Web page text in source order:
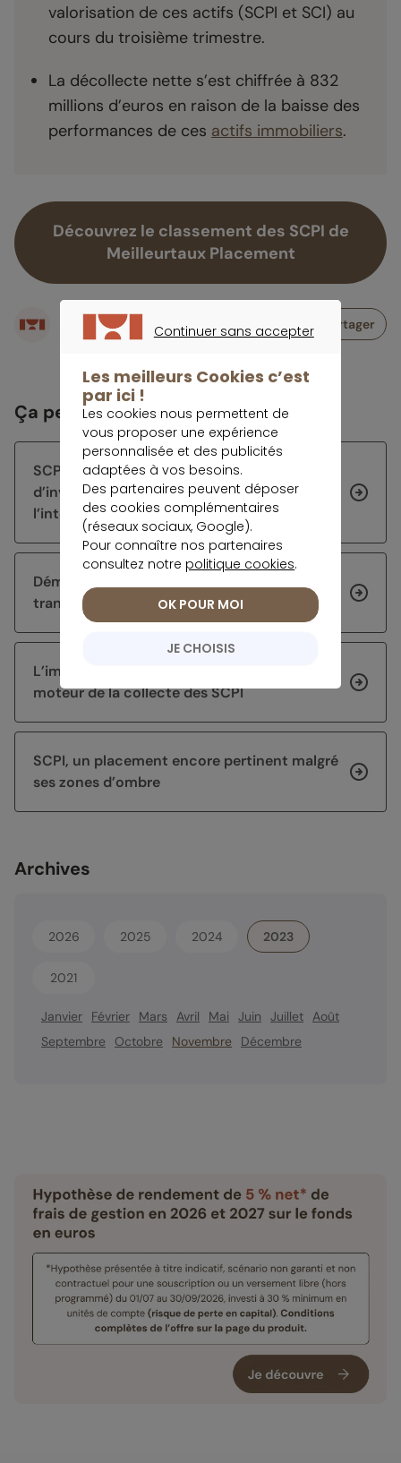
valorisation de ces actifs (SCPI et SCI) au
cours du troisième trimestre.
La décollecte nette s’est chiffrée à 832
millions d’euros en raison de la baisse des
performances de ces actifs immobiliers.
Découvrez le classement des SCPI de
Meilleurtaux Placement
Écrit par
Rédaction meilleurtaux Placement
Partager
Ça peut vous intéresser
SCPI en 2026, une stratégie
d’investissement toujours tournée vers
l’international
Démembrement de SCPI : comment
transmettre son patrimoine efficacement ?
L’immobilier européen s’impose comme le
moteur de la collecte des SCPI
SCPI, un placement encore pertinent malgré
ses zones d’ombre
Archives
2026 2025 2024 2023
2021
Janvier Février Mars Avril Mai Juin Juillet Août
Septembre
Octobre Novembre Décembre
Continuer sans accepter
Les meilleurs Cookies c’est
par ici !
Les cookies nous permettent de
vous proposer une expérience
personnalisée et des publicités
adaptées à vos besoins.
Des partenaires peuvent déposer
des cookies complémentaires
(réseaux sociaux, Google).
Pour connaître nos partenaires
consultez notre politique cookies.
JE CHOISIS
OK POUR MOI